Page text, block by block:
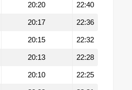
20:20 22:40
20:17 22:36
20:15 22:32
20:13 22:28
20:10 22:25